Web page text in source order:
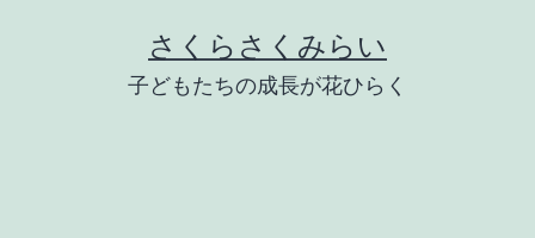
さくらさくみらい
子どもたちの成長が花ひらく